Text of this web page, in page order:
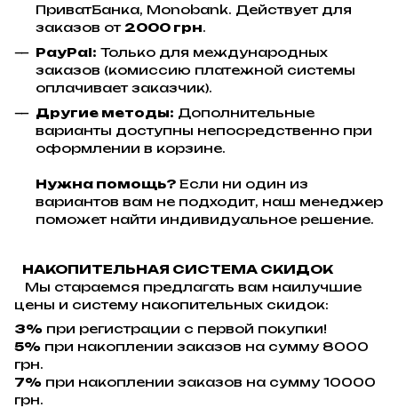
ПриватБанка, Monobank. Действует для
заказов от 2000 грн.
PayPal: Только для международных
заказов (комиссию платежной системы
оплачивает заказчик).
Другие методы: Дополнительные
варианты доступны непосредственно при
оформлении в корзине.
Нужна помощь? Если ни один из
вариантов вам не подходит, наш менеджер
поможет найти индивидуальное решение.
НАКОПИТЕЛЬНАЯ СИСТЕМА СКИДОК
Мы стараемся предлагать вам наилучшие
цены и систему накопительных скидок:
3% при регистрации с первой покупки!
5% при накоплении заказов на сумму 8000
грн.
7% при накоплении заказов на сумму 10000
грн.